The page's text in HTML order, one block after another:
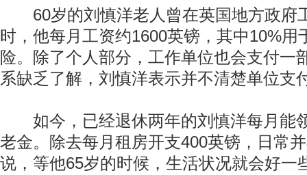
60岁的刘慎洋老人曾在英国地方政府
时，他每月工资约1600英镑，其中10%用
险。除了个人部分，工作单位也会支付一
系缺乏了解，刘慎洋表示并不清楚单位支
如今，已经退休两年的刘慎洋每月能
老金。除去每月租房开支400英镑，日常
说，等他65岁的时候，生活状况就会好一